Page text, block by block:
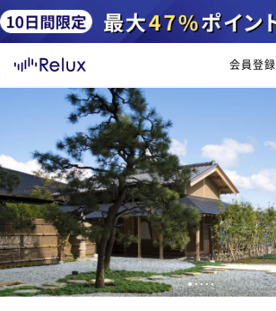
会員登録
12345